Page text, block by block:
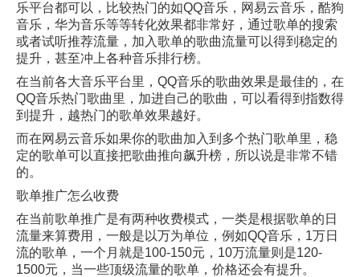
乐平台都可以，比较热门的如QQ音乐，网易云音乐，酷狗
音乐，华为音乐等等转化效果都非常好，通过歌单的搜索
或者试听推荐流量，加入歌单的歌曲流量可以得到稳定的
提升，甚至冲上各种音乐排行榜。
在当前各大音乐平台里，QQ音乐的歌曲效果是最佳的，在
QQ音乐热门歌曲里，加进自己的歌曲，可以看得到指数得
到提升，越热门的歌单效果越好。
而在网易云音乐如果你的歌曲加入到多个热门歌单里，稳
定的歌单可以直接把歌曲推向飙升榜，所以说是非常不错
的。
歌单推广怎么收费
在当前歌单推广是有两种收费模式，一类是根据歌单的日
流量来算费用，一般是以万为单位，例如QQ音乐，1万日
流的歌单，一个月就是100-150元，10万流量则是120-
1500元，当一些顶级流量的歌单，价格还会有提升。